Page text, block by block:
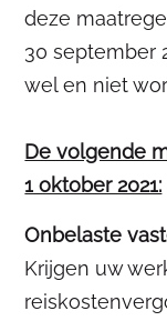
deze
30 september
wel en niet
De volgende
1 oktober 2021:
Onbelaste
Krijgen uw